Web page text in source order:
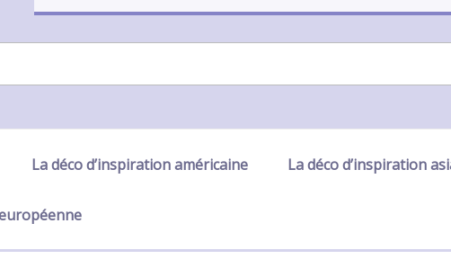
La déco d’inspiration américaine La déco d’inspiration